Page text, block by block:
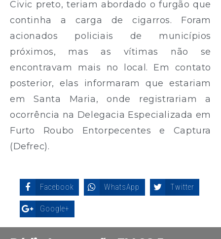
Civic preto, teriam abordado o furgão que
continha a carga de cigarros. Foram
acionados policiais de municípios
próximos, mas as vítimas não se
encontravam mais no local. Em contato
posterior, elas informaram que estariam
em Santa Maria, onde registrariam a
ocorrência na Delegacia Especializada em
Furto Roubo Entorpecentes e Captura
(Defrec).
Facebook WhatsApp Twitter
Google+